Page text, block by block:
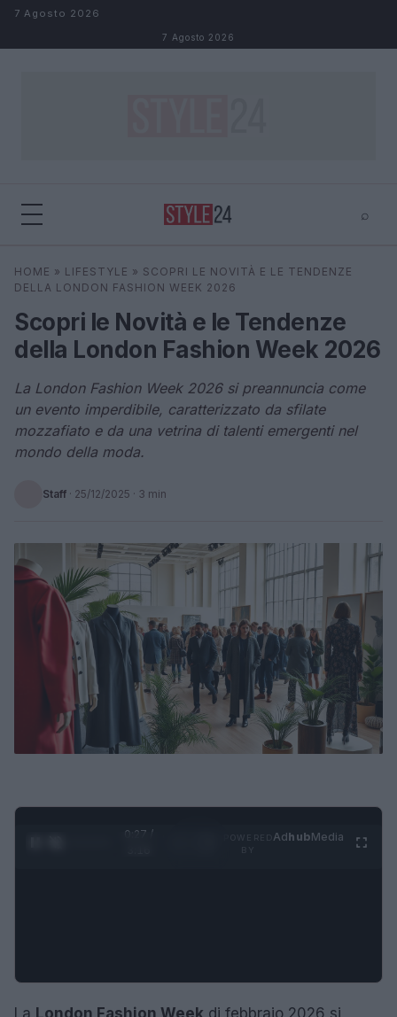
Salta al contenuto
7 Agosto 2026
7 Agosto 2026
⌕
Cerca ⌕
HOME » LIFESTYLE » SCOPRI LE NOVITÀ E LE TENDENZE
DELLA LONDON FASHION WEEK 2026
Scopri le Novità e le Tendenze
della London Fashion Week 2026
La London Fashion Week 2026 si preannuncia come
un evento imperdibile, caratterizzato da sfilate
mozzafiato e da una vetrina di talenti emergenti nel
mondo della moda.
Staff · 25/12/2025 · 3 min
0:28 /
AdhubMedia
La London Fashion Week di febbraio 2026 si